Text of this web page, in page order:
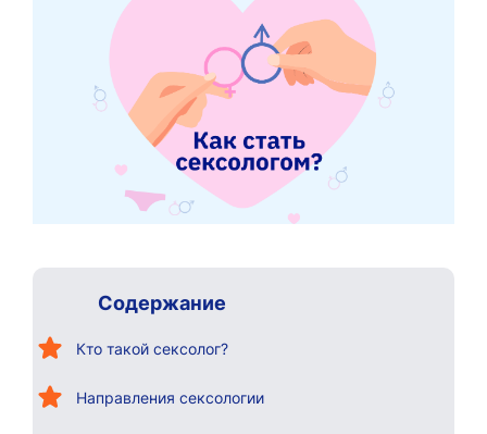
Содержание
Кто такой сексолог?
Направления сексологии